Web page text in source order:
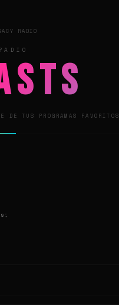
RADIO
DE TUS PROGRAMAS FAVORITOS